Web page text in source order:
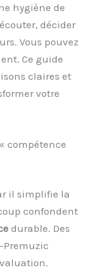
hygiène de
décider
Vous pouvez
Ce guide
claires et
votre
compétence
il simplifie la
confondent
durable. Des
Premuzic